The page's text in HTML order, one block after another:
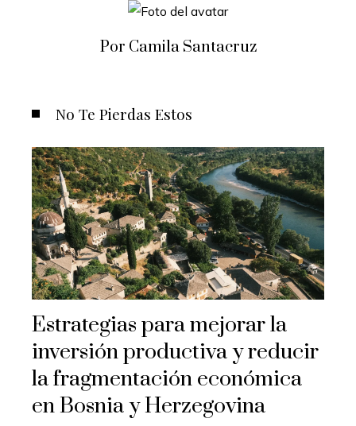
Por Camila Santacruz
No Te Pierdas Estos
Estrategias para mejorar la
inversión productiva y reducir
la fragmentación económica
en Bosnia y Herzegovina